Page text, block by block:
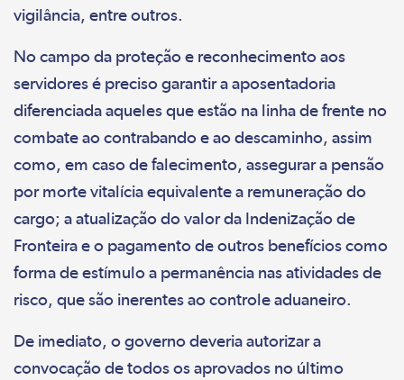
vigilância, entre outros.
No campo da proteção e reconhecimento aos
servidores é preciso garantir a aposentadoria
diferenciada aqueles que estão na linha de frente no
combate ao contrabando e ao descaminho, assim
como, em caso de falecimento, assegurar a pensão
por morte vitalícia equivalente a remuneração do
cargo; a atualização do valor da Indenização de
Fronteira e o pagamento de outros benefícios como
forma de estímulo a permanência nas atividades de
risco, que são inerentes ao controle aduaneiro.
De imediato, o governo deveria autorizar a
convocação de todos os aprovados no último